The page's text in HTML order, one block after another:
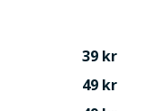
39
49